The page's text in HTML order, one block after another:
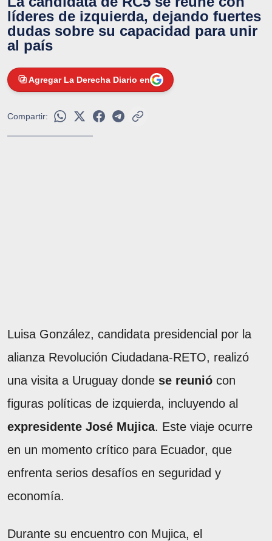
líderes de izquierda, dejando fuertes
dudas sobre su capacidad para unir
al país
Agregar La Derecha Diario en
Compartir:
Luisa González, candidata presidencial por la
alianza Revolución Ciudadana-RETO, realizó
una visita a Uruguay donde se reunió con
figuras políticas de izquierda, incluyendo al
expresidente José Mujica. Este viaje ocurre
en un momento crítico para Ecuador, que
enfrenta serios desafíos en seguridad y
economía.
Durante su encuentro con Mujica, el